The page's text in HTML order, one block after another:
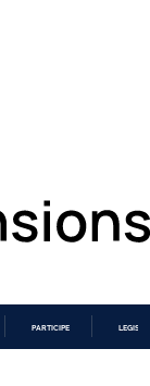
PARTICIPE